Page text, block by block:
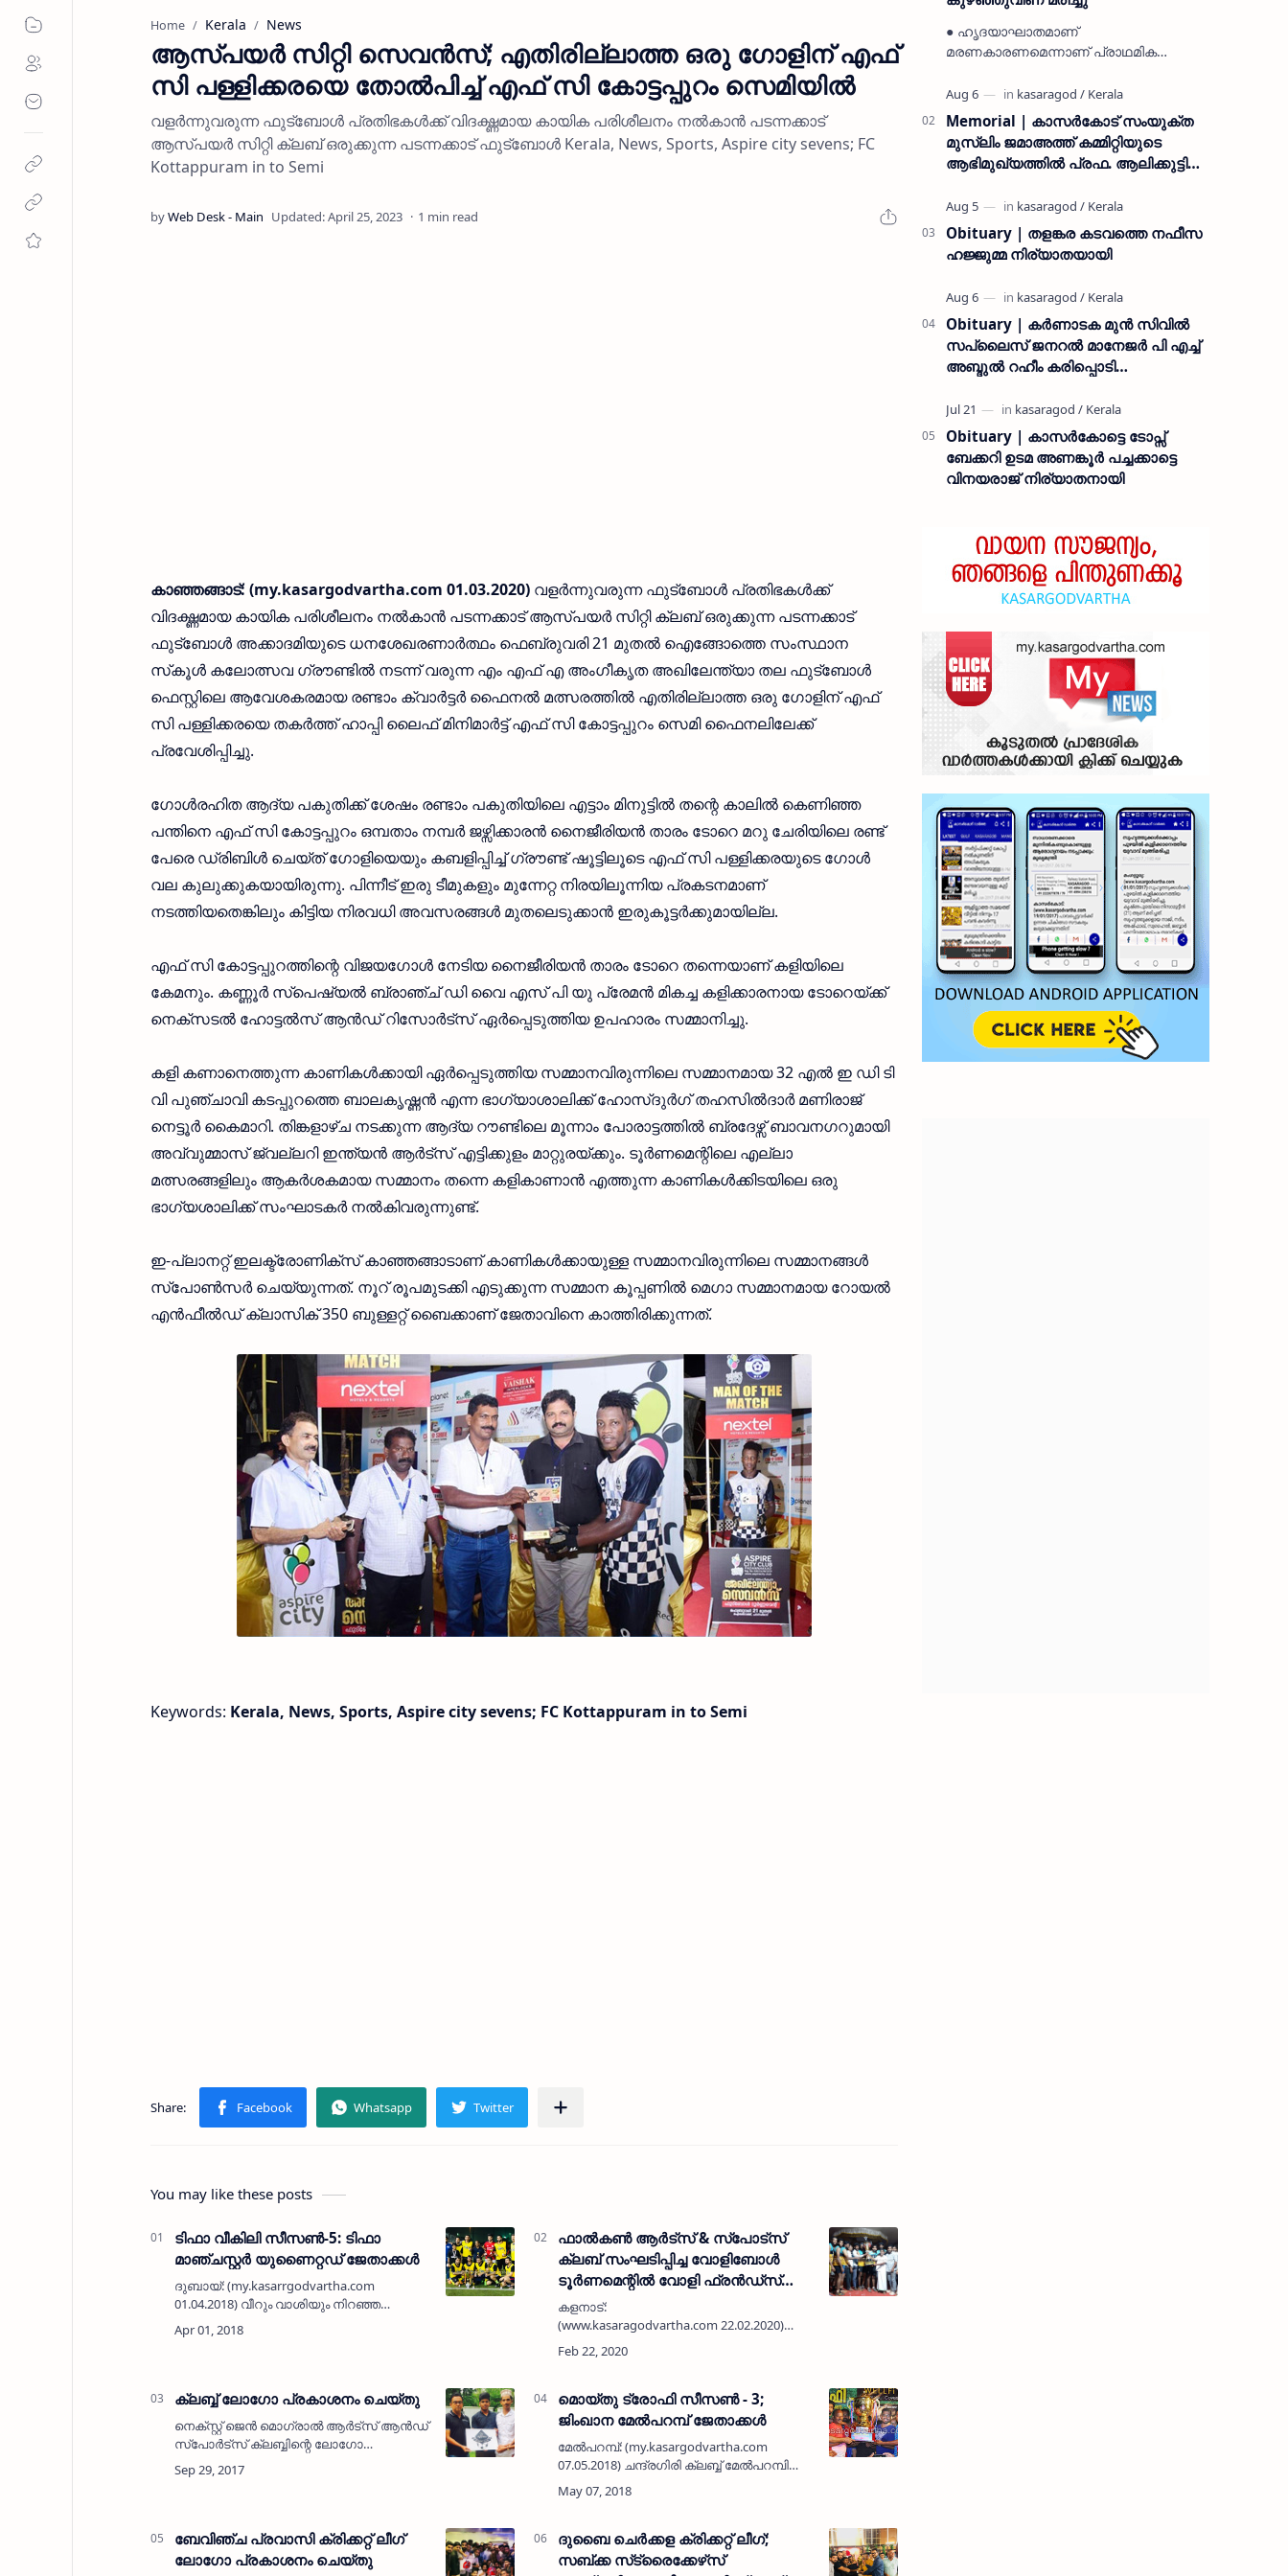
Home Kerala News
ആസ്പയര്‍ സിറ്റി സെവന്‍സ്; എതിരില്ലാത്ത ഒരു ഗോളിന് എഫ്
സി പള്ളിക്കരയെ തോല്‍പിച്ച് എഫ് സി കോട്ടപ്പുറം സെമിയില്‍
വളര്‍ന്നുവരുന്ന ഫുട്ബോള്‍ പ്രതിഭകള്‍ക്ക് വിദഗ്ദ്ധമായ കായിക പരിശീലനം നല്‍കാന്‍ പടന്നക്കാട്
ആസ്പയര്‍ സിറ്റി ക്ലബ് ഒരുക്കുന്ന പടന്നക്കാട് ഫുട്ബോള്‍ Kerala, News, Sports, Aspire city sevens; FC
Kottappuram in to Semi
1 min read
കാഞ്ഞങ്ങാട്: (my.kasargodvartha.com 01.03.2020) വളര്‍ന്നുവരുന്ന ഫുട്ബോള്‍ പ്രതിഭകള്‍ക്ക്
വിദഗ്ദ്ധമായ കായിക പരിശീലനം നല്‍കാന്‍ പടന്നക്കാട് ആസ്പയര്‍ സിറ്റി ക്ലബ് ഒരുക്കുന്ന പടന്നക്കാട്
ഫുട്ബോള്‍ അക്കാദമിയുടെ ധനശേഖരണാര്‍ത്ഥം ഫെബ്രുവരി 21 മുതല്‍ ഐങ്ങോത്തെ സംസ്ഥാന
സ്‌കൂള്‍ കലോത്സവ ഗ്രൗണ്ടില്‍ നടന്ന് വരുന്ന എം എഫ് എ അംഗീകൃത അഖിലേന്ത്യാ തല ഫുട്ബോള്‍
ഫെസ്റ്റിലെ ആവേശകരമായ രണ്ടാം ക്വാര്‍ട്ടര്‍ ഫൈനല്‍ മത്സരത്തില്‍ എതിരില്ലാത്ത ഒരു ഗോളിന് എഫ്
സി പള്ളിക്കരയെ തകര്‍ത്ത് ഹാപ്പി ലൈഫ് മിനിമാര്‍ട്ട് എഫ് സി കോട്ടപ്പുറം സെമി ഫൈനലിലേക്ക്
പ്രവേശിപ്പിച്ചു.
ഗോള്‍രഹിത ആദ്യ പകുതിക്ക് ശേഷം രണ്ടാം പകുതിയിലെ എട്ടാം മിനുട്ടില്‍ തന്റെ കാലില്‍ കെണിഞ്ഞ
പന്തിനെ എഫ് സി കോട്ടപ്പുറം ഒമ്പതാം നമ്പര്‍ ജഴ്സിക്കാരന്‍ നൈജീരിയന്‍ താരം ടോറെ മറു ചേരിയിലെ രണ്ട്
പേരെ ഡ്രിബിള്‍ ചെയ്ത് ഗോളിയെയും കബളിപ്പിച്ച് ഗ്രൗണ്ട് ഷൂട്ടിലൂടെ എഫ് സി പള്ളിക്കരയുടെ ഗോള്‍
വല കുലുക്കുകയായിരുന്നു. പിന്നീട് ഇരു ടീമുകളും മുന്നേറ്റ നിരയിലൂന്നിയ പ്രകടനമാണ്
നടത്തിയതെങ്കിലും കിട്ടിയ നിരവധി അവസരങ്ങള്‍ മുതലെടുക്കാന്‍ ഇരുകൂട്ടര്‍ക്കുമായില്ല.
എഫ് സി കോട്ടപ്പുറത്തിന്റെ വിജയഗോള്‍ നേടിയ നൈജീരിയന്‍ താരം ടോറെ തന്നെയാണ് കളിയിലെ
കേമനും. കണ്ണൂര്‍ സ്പെഷ്യല്‍ ബ്രാഞ്ച് ഡി വൈ എസ് പി യു പ്രേമന്‍ മികച്ച കളിക്കാരനായ ടോറെയ്ക്ക്
നെക്സടല്‍ ഹോട്ടല്‍സ് ആന്‍ഡ് റിസോര്‍ട്‌സ് ഏര്‍പ്പെടുത്തിയ ഉപഹാരം സമ്മാനിച്ചു.
കളി കണാനെത്തുന്ന കാണികള്‍ക്കായി ഏര്‍പ്പെടുത്തിയ സമ്മാനവിരുന്നിലെ സമ്മാനമായ 32 എല്‍ ഇ ഡി ടി
വി പുഞ്ചാവി കടപ്പുറത്തെ ബാലകൃഷ്ണന്‍ എന്ന ഭാഗ്യാശാലിക്ക് ഹോസ്ദുര്‍ഗ് തഹസില്‍ദാര്‍ മണിരാജ്
നെട്ടൂര്‍ കൈമാറി. തിങ്കളാഴ്ച നടക്കുന്ന ആദ്യ റൗണ്ടിലെ മൂന്നാം പോരാട്ടത്തില്‍ ബ്രദേഴ്സ് ബാവനഗറുമായി
അവ്വുമ്മാസ് ജ്വല്ലറി ഇന്ത്യന്‍ ആര്‍ട്സ് എട്ടിക്കുളം മാറ്റുരയ്ക്കും. ടൂര്‍ണമെന്റിലെ എല്ലാ
മത്സരങ്ങളിലും ആകര്‍ശകമായ സമ്മാനം തന്നെ കളികാണാന്‍ എത്തുന്ന കാണികള്‍ക്കിടയിലെ ഒരു
ഭാഗ്യശാലിക്ക് സംഘാടകര്‍ നല്‍കിവരുന്നുണ്ട്.
ഇ-പ്ലാനറ്റ് ഇലക്ട്രോണിക്സ് കാഞ്ഞങ്ങാടാണ് കാണികള്‍ക്കായുള്ള സമ്മാനവിരുന്നിലെ സമ്മാനങ്ങള്‍
സ്പോണ്‍സര്‍ ചെയ്യുന്നത്. നൂറ് രൂപമുടക്കി എടുക്കുന്ന സമ്മാന കൂപ്പണില്‍ മെഗാ സമ്മാനമായ റോയല്‍
എന്‍ഫീല്‍ഡ് ക്ലാസിക് 350 ബുള്ളറ്റ് ബൈക്കാണ് ജേതാവിനെ കാത്തിരിക്കുന്നത്.
Keywords: Kerala, News, Sports, Aspire city sevens; FC Kottappuram in to Semi
You may like these posts
ടിഫാ വീകിലി സീസണ്‍-5: ടിഫാ
മാഞ്ചസ്റ്റര്‍ യുണൈറ്റഡ് ജേതാക്കള്‍
ദുബായ്: (my.kasarrgodvartha.com
01.04.2018) വീറും വാശിയും നിറഞ്ഞ
ബുസ്താന്‍ സ്റ്റേഡിയത്തിലെ ടിഫാ വീകിലി
സീസണ്‍-5 ആവേശ പോരാട്ടത്തില്‍
ഫാല്‍കണ്‍ ആര്‍ട്‌സ് & സ്‌പോട്‌സ്
ക്ലബ് സംഘടിപ്പിച്ച വോളിബോള്‍
ടൂര്‍ണമെന്റില്‍ വോളി ഫ്രന്‍ഡ്‌സ്
കുമ്പടാജെ ജേതാക്കള്‍, കെ എച്ച്
ബ്രദേര്‍സ് കളനാടിന് കപ്പ് നഷ്ടമായത്
ഇഞ്ചോടിഞ്ച്
കളനാട്:
(www.kasaragodvartha.com 22.02.2020)
ഫാല്‍കണ്‍ ആര്‍ട്‌സ് & സ്‌പോട്‌സ്
ക്ലബിന്റെ 30ാം വാര്‍ഷികത്തോടനുബന്ധിച്ച്
റഫീഖ് മെമ്മോറി…
ക്ലബ്ബ് ലോഗോ പ്രകാശനം ചെയ്തു
നെക്സ്റ്റ് ജെന്‍ മൊഗ്രാല്‍ ആര്‍ട്‌സ് ആന്‍ഡ്
സ്‌പോര്‍ട്‌സ് ക്ലബ്ബിന്റെ ലോഗോ
പ്രകാശനം പ്രമുഖ കാര്‍ റാലി താരം മൂസ
ഷരീഫ് നിര്‍വഹിക്കുന്നു.
മൊയ്തു ട്രോഫി സീസണ്‍ - 3;
ജിംഖാന മേല്‍പറമ്പ് ജേതാക്കള്‍
മേല്‍പറമ്പ്: (my.kasargodvartha.com
07.05.2018) ചന്ദ്രഗിരി ക്ലബ്ബ് മേല്‍പറമ്പിന്റെ
ആഭിമുഖ്യത്തില്‍ നടന്ന മൂന്നാമത് മൊയ്തു
ട്രോഫി ഫുട്‌ബോള്‍ ടൂര്‍ണമെന്റില്‍ ജിംഖാന
ബേവിഞ്ച പ്രവാസി ക്രിക്കറ്റ് ലീഗ്
ലോഗോ പ്രകാശനം ചെയ്തു
ദുബൈ ചെര്‍ക്കള ക്രിക്കറ്റ് ലീഗ്;
സബ്ക്ക സ്‌ട്രൈക്കേഴ്‌സ്
● ഹൃദയാഘാതമാണ്
മരണകാരണമെന്നാണ് പ്രാഥമിക
കമ്യൂണിസ്റ്റ് പ്രവർത്തകരായ
രാമൻ്റെയും ചിരുതേയിയുടെയും
മകളാണ് ● വിവരമറിഞ്ഞ് ജനപ്ര…
Memorial | കാസർകോട് സംയുക്ത
മുസ്ലിം ജമാഅത്ത് കമ്മിറ്റിയുടെ
ആഭിമുഖ്യത്തിൽ പ്രഫ. ആലിക്കുട്ടി
Obituary | തളങ്കര കടവത്തെ നഫീസ
ഹജ്ജുമ്മ നിര്യാതയായി
Obituary | കർണാടക മുൻ സിവില്‍
സപ്ലൈസ് ജനറൽ മാനേജർ പി എച്ച്
അബ്ദുൽ റഹീം കരിപ്പൊടി
Obituary | കാസർകോട്ടെ ടോപ്സ്
ബേക്കറി ഉടമ അണങ്കൂർ പച്ചക്കാട്ടെ
വിനയരാജ് നിര്യാതനായി